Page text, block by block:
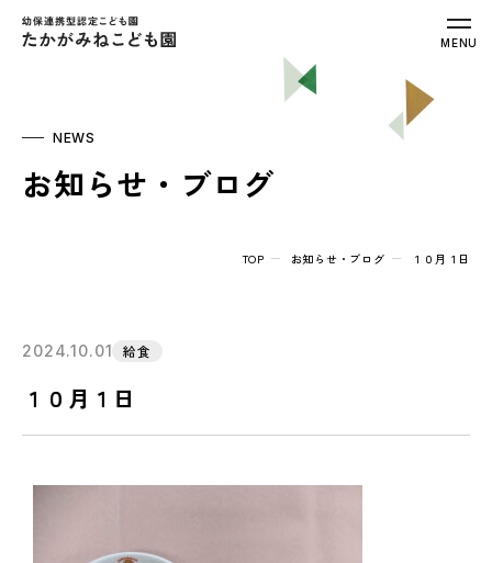
幼保連携型認定こども園 たかがみねこ
MENU
NEWS
お知らせ・ブログ
TOP お知らせ・ブログ １０月１日
2024.10.01 給食
１０月１日